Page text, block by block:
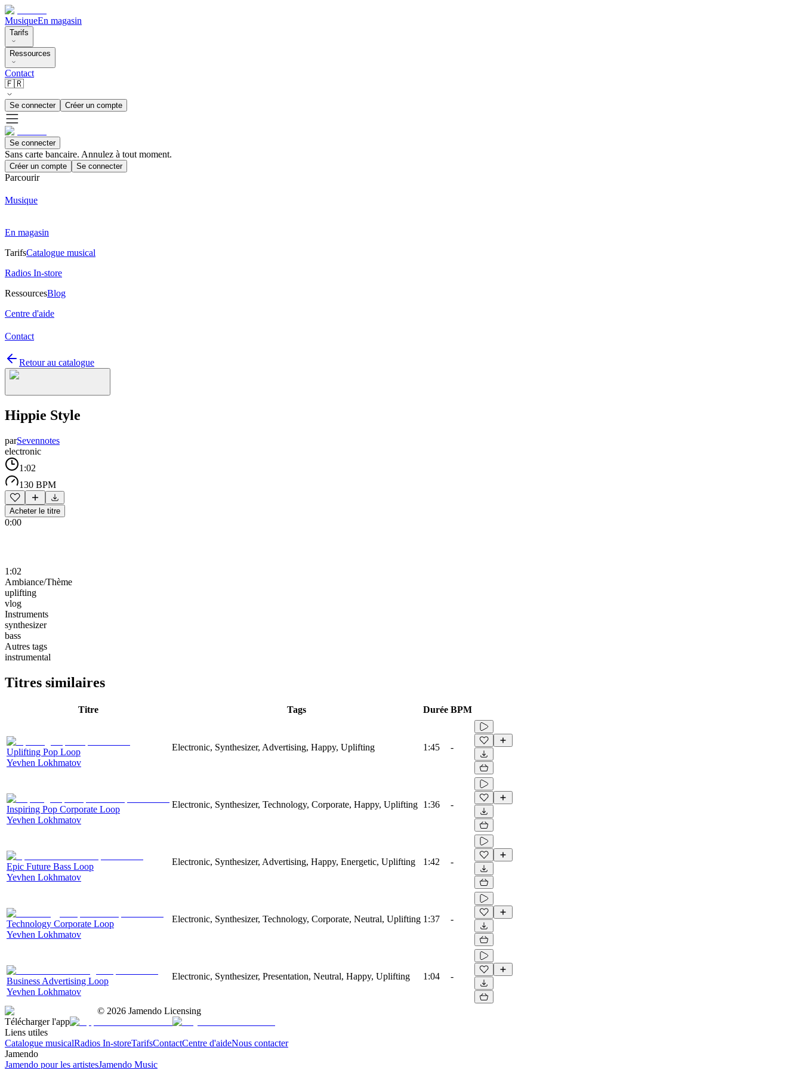
MusiqueEn magasin
Tarifs
Ressources
Contact
🇫🇷
Se connecter Créer un compte
Se connecter
Sans carte bancaire. Annulez à tout moment.
Créer un compte Se connecter
Parcourir
Musique
En magasin
TarifsCatalogue musical
Radios In-store
RessourcesBlog
Centre d'aide
Contact
Retour au catalogue
Hippie Style
parSevennotes
electronic
1:02
130 BPM
Acheter le titre
0:00
1:02
Ambiance/Thème
uplifting
vlog
Instruments
synthesizer
bass
Autres tags
instrumental
Titres similaires
Titre Tags Durée BPM
Uplifting Pop Loop
Yevhen Lokhmatov
Electronic, Synthesizer, Advertising, Happy, Uplifting 1:45 -
Inspiring Pop Corporate Loop
Yevhen Lokhmatov
Electronic, Synthesizer, Technology, Corporate, Happy, Uplifting 1:36 -
Epic Future Bass Loop
Yevhen Lokhmatov
Electronic, Synthesizer, Advertising, Happy, Energetic, Uplifting 1:42 -
Technology Corporate Loop
Yevhen Lokhmatov
Electronic, Synthesizer, Technology, Corporate, Neutral, Uplifting 1:37 -
Business Advertising Loop
Yevhen Lokhmatov
Electronic, Synthesizer, Presentation, Neutral, Happy, Uplifting 1:04 -
© 2026 Jamendo Licensing
Télécharger l'app
Liens utiles
Catalogue musicalRadios In-storeTarifsContactCentre d'aideNous contacter
Jamendo
Jamendo pour les artistesJamendo Music